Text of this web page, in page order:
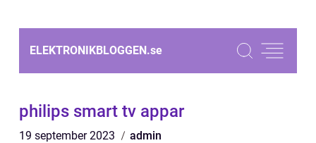
ELEKTRONIKBLOGGEN.se
philips smart tv appar
19 september 2023 admin